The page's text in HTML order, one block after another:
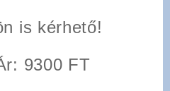
is kérhető!
9300 FT